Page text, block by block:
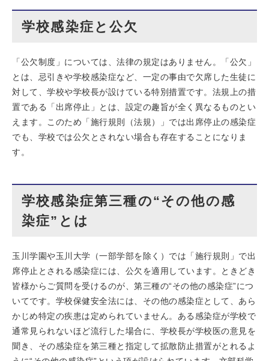
学校感染症と公欠
「公欠制度」については、法律の規定はありません。「公欠」
とは、忌引きや学校感染症など、一定の事由で欠席した生徒に
対して、学校や学校長が設けている特別措置です。法規上の措
置である「出席停止」とは、設定の趣旨が全く異なるものとい
えます。このため「施行規則（法規）」では出席停止の感染症
でも、学校では公欠とされない場合も存在することになりま
す。
学校感染症第三種の“その他の感
染症”とは
玉川学園や玉川大学（一部学部を除く）では「施行規則」で出
席停止とされる感染症には、公欠を適用しています。ときどき
皆様からご質問を受けるのが、第三種の“その他の感染症”につ
いてです。学校保健安全法には、その他の感染症として、あら
かじめ特定の疾患は定められていません。ある感染症が学校で
通常見られないほど流行した場合に、学校長が学校医の意見を
聞き、その感染症を第三種と指定して拡散防止措置がとれるよ